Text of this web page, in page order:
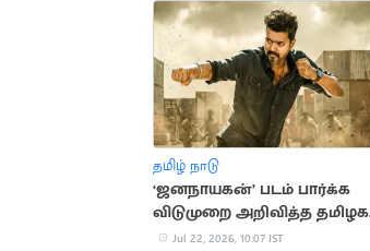
தமிழ் நாடு
‘ஜனநாயகன்’ படம் பார்க்க
விடுமுறை அறிவித்த தமிழக
நிறுவனம்
Jul 22, 2026, 10:07 IST